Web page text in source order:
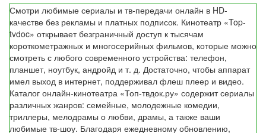
Смотри любимые сериалы и тв-передачи онлайн в HD-
качестве без рекламы и платных подписок. Кинотеатр «Top-
tvdoc» открывает безграничный доступ к тысячам
короткометражных и многосерийных фильмов, которые можно
смотреть с любого современного устройства: телефон,
планшет, ноутбук, андройд и т. д. Достаточно, чтобы аппарат
имел выход в интернет, поддерживал флеш плеер и видео.
Каталог онлайн-кинотеатра «Топ-твдок.ру» содержит сериалы
различных жанров: семейные, молодежные комедии,
триллеры, мелодрамы о любви, драмы, а также ваши
любимые тв-шоу. Благодаря ежедневному обновлению,